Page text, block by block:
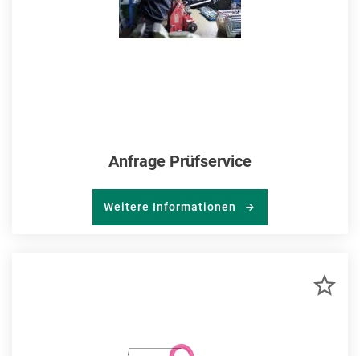
Anfrage Prüfservice
Weitere Informationen